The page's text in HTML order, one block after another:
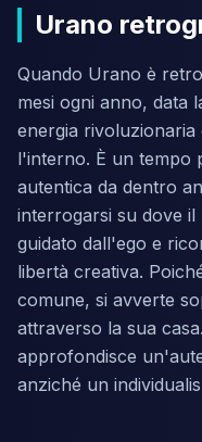
Urano
Quando Urano è
mesi ogni anno, data
energia rivoluzionaria
l'interno. È un tempo
autentica da dentro
interrogarsi su dove il
guidato dall'ego e
libertà creativa.
comune, si avverte
attraverso la sua
approfondisce
anziché un